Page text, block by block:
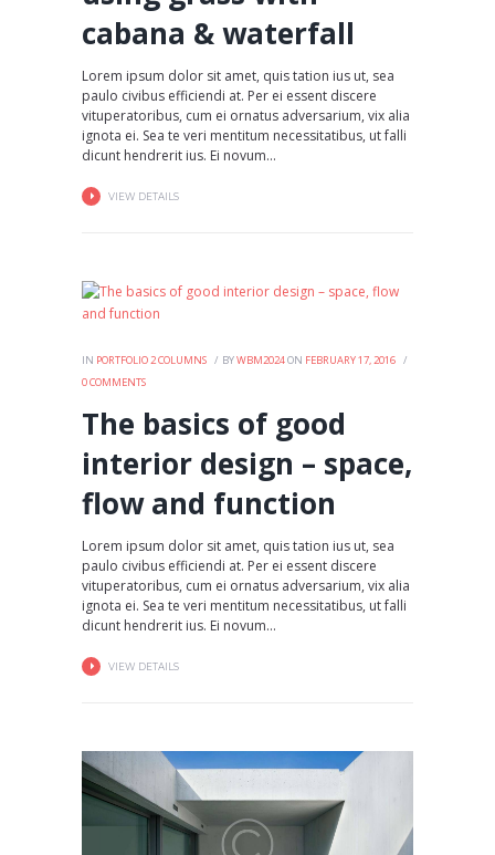
cabana & waterfall
Lorem ipsum dolor sit amet, quis tation ius ut, sea
paulo civibus efficiendi at. Per ei essent discere
vituperatoribus, cum ei ornatus adversarium, vix alia
ignota ei. Sea te veri mentitum necessitatibus, ut falli
dicunt hendrerit ius. Ei novum...
VIEW DETAILS
IN PORTFOLIO 2 COLUMNS BYWBM2024ON FEBRUARY 17, 2016
0COMMENTS
The basics of good
interior design – space,
flow and function
Lorem ipsum dolor sit amet, quis tation ius ut, sea
paulo civibus efficiendi at. Per ei essent discere
vituperatoribus, cum ei ornatus adversarium, vix alia
ignota ei. Sea te veri mentitum necessitatibus, ut falli
dicunt hendrerit ius. Ei novum...
VIEW DETAILS